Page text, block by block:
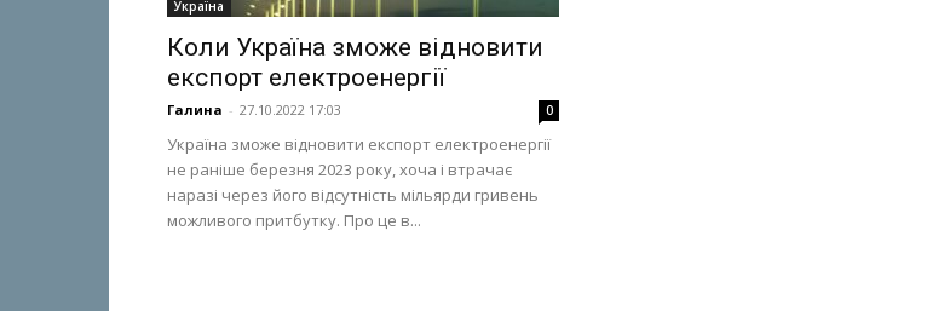
Україна
Коли Україна зможе відновити
експорт електроенергії
Галина - 27.10.2022 17:03 0
Україна зможе відновити експорт електроенергії
не раніше березня 2023 року, хоча і втрачає
наразі через його відсутність мільярди гривень
можливого притбутку. Про це в...